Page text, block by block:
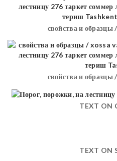
свойства и
свойства и
TEXT ON
TEXT ON